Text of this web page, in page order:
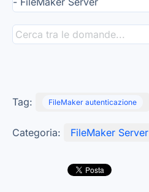
Tag: FileMaker autenticazione
Categoria: FileMaker Server